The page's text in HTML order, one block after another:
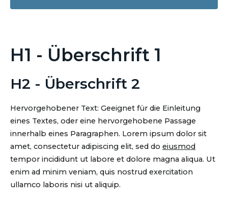
H1 - Überschrift 1
H2 - Überschrift 2
Hervorgehobener Text: Geeignet für die Einleitung
eines Textes, oder eine hervorgehobene Passage
innerhalb eines Paragraphen. Lorem ipsum dolor sit
amet, consectetur adipiscing elit, sed do eiusmod
tempor incididunt ut labore et dolore magna aliqua. Ut
enim ad minim veniam, quis nostrud exercitation
ullamco laboris nisi ut aliquip.